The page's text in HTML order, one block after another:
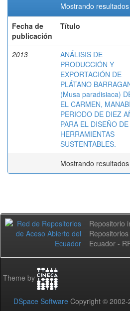
Mostrando
Fecha de
publicación
Título
2013
ANÁLISIS DE
PRODUCCIÓN Y
EXPORTACIÓN DE
PLÁTANO
(Musa paradisiaca)
EL CARMEN,
PERIODO DE DIEZ
PARA EL DISEÑO DE
HERRAMIENTAS
SUSTENTABLES.
Mostrando
Repositorio
Ecuador -
Theme by
DSpace Software Copyright © 2002-